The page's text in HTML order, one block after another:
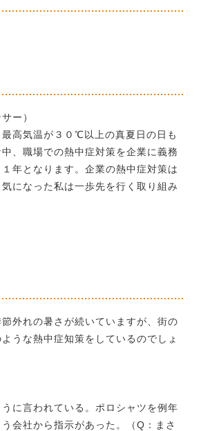
ー）
最高気温が３０℃以上の真夏日の日も
、職場での熱中症対策を企業に義務
年となります。企業の熱中症対策は
になった私は一歩先を行く取り組み
外れの暑さが続いていますが、街の
うな熱中症知策をしているのでしょ
うに言われている。ポロシャツを例年
会社から指示があった。（Q：まさ